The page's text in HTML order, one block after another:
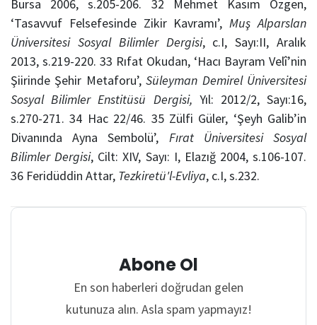
Bursa 2006, s.205-206. 32 Mehmet Kasım Özgen,
‘Tasavvuf Felsefesinde Zikir Kavramı’, Muş Alparslan
Üniversitesi Sosyal Bilimler Dergisi, c.I, Sayı:II, Aralık
2013, s.219-220. 33 Rıfat Okudan, ‘Hacı Bayram Velî’nin
Şiirinde Şehir Metaforu’,Süleyman Demirel Üniversitesi
Sosyal Bilimler Enstitüsü Dergisi, Yıl: 2012/2, Sayı:16,
s.270-271. 34 Hac 22/46. 35 Zülfi Güler, ‘Şeyh Galib’in
Divanında Ayna Sembolü’, Fırat Üniversitesi Sosyal
Bilimler Dergisi, Cilt: XIV, Sayı: I, Elazığ 2004, s.106-107.
36 Feridüddin Attar, Tezkiretü'l-Evliya, c.I, s.232.
Abone Ol
En son haberleri doğrudan gelen
kutunuza alın. Asla spam yapmayız!